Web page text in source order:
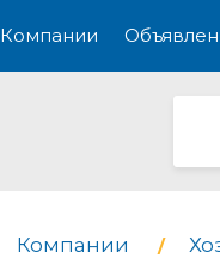
Компании
Компании